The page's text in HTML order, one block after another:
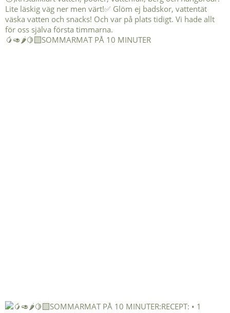
🥭🥑🌶️🍋‍🟩SOMMARMAT PÅ 10 MINUTER